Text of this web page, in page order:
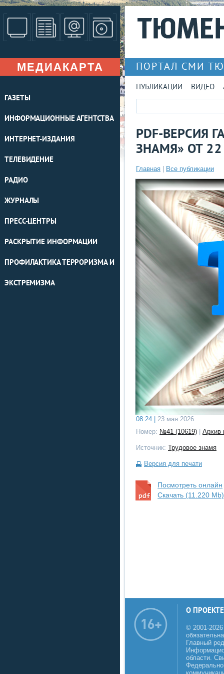
МЕДИАКАРТА
ГАЗЕТЫ
ИНФОРМАЦИОННЫЕ АГЕНТСТВА
ИНТЕРНЕТ-ИЗДАНИЯ
ТЕЛЕВИДЕНИЕ
РАДИО
ЖУРНАЛЫ
ПРЕСС-ЦЕНТРЫ
РАСКРЫТИЕ ИНФОРМАЦИИ
ПРОФИЛАКТИКА ТЕРРОРИЗМА И
ЭКСТРЕМИЗМА
ПОРТАЛ СМИ
ПУБЛИКАЦИИ ВИДЕО
PDF-ВЕРСИЯ
ЗНАМЯ» ОТ
Главная Все публикации
08:24 |
23 мая 2026
Номер: №41 (10619) Архив
Источник: Трудовое знамя
Версия для печати
Посмотреть онлайн
Скачать (11.220 Mb)
О ПРОЕКТЕ
© 2001-
Главный
области.